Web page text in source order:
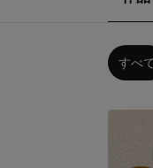
すべて